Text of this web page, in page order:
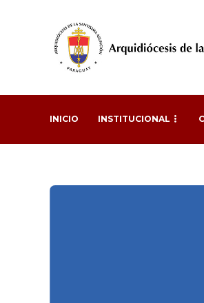
INICIO INSTITUCIONAL